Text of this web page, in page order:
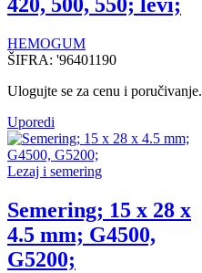
420, 500, 550; levi;
HEMOGUM
ŠIFRA: '96401190
Ulogujte se za cenu i poručivanje.
Uporedi
Lezaj i semering
Semering; 15 x 28 x
4.5 mm; G4500,
G5200;